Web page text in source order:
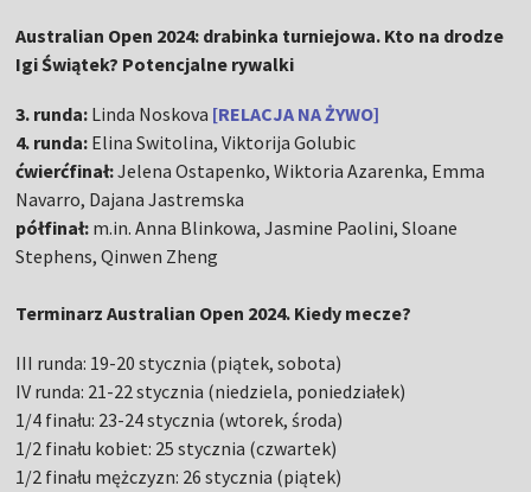
Australian Open 2024: drabinka turniejowa. Kto na drodze
Igi Świątek? Potencjalne rywalki
3. runda: Linda Noskova [RELACJA NA ŻYWO]
4. runda: Elina Switolina, Viktorija Golubic
ćwierćfinał:Jelena Ostapenko, Wiktoria Azarenka, Emma
Navarro, Dajana Jastremska
półfinał: m.in. Anna Blinkowa, Jasmine Paolini, Sloane
Stephens, Qinwen Zheng
Terminarz Australian Open 2024. Kiedy mecze?
III runda: 19-20 stycznia (piątek, sobota)
IV runda: 21-22 stycznia (niedziela, poniedziałek)
1/4 finału: 23-24 stycznia (wtorek, środa)
1/2 finału kobiet: 25 stycznia (czwartek)
1/2 finału mężczyzn: 26 stycznia (piątek)